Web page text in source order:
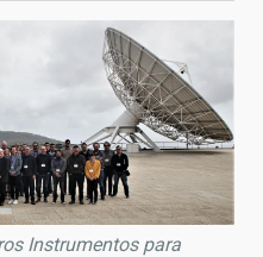
Instrumentos para